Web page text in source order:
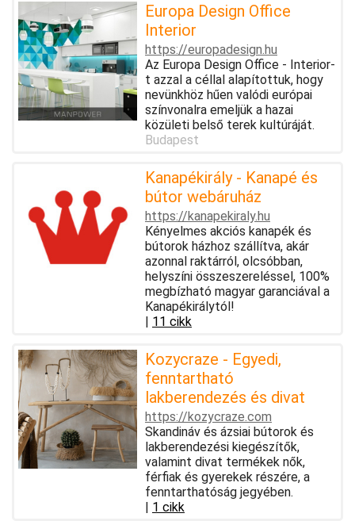
Europa Design Office
Interior
https://europadesign.hu
Az Europa Design Office - Interior-
t azzal a céllal alapítottuk, hogy
nevünkhöz hűen valódi európai
színvonalra emeljük a hazai
közületi belső terek kultúráját.
Budapest
Kanapékirály - Kanapé és
bútor webáruház
https://kanapekiraly.hu
Kényelmes akciós kanapék és
bútorok házhoz szállítva, akár
azonnal raktárról, olcsóbban,
helyszíni összeszereléssel, 100%
megbízható magyar garanciával a
Kanapékirálytól!
| 11 cikk
Kozycraze - Egyedi,
fenntartható
lakberendezés és divat
https://kozycraze.com
Skandináv és ázsiai bútorok és
lakberendezési kiegészítők,
valamint divat termékek nők,
férfiak és gyerekek részére, a
fenntarthatóság jegyében.
| 1 cikk